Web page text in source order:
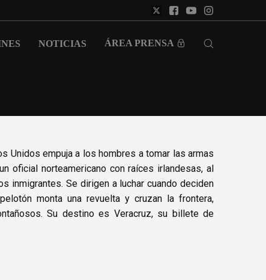
NOTICIAS ÁREA PRENSA
Unidos empuja a los hombres a tomar las armas
oficial norteamericano con raíces irlandesas, al
inmigrantes. Se dirigen a luchar cuando deciden
monta una revuelta y cruzan la frontera,
Su destino es Veracruz, su billete de